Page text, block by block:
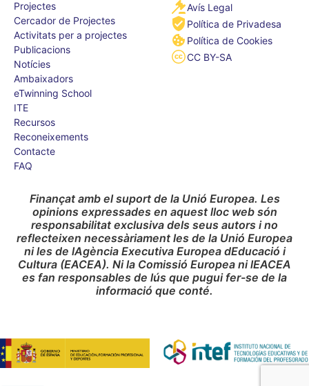
Projectes
Cercador de Projectes
Activitats per a projectes
Publicacions
Notícies
Ambaixadors
eTwinning School
ITE
Recursos
Reconeixements
Contacte
FAQ
Avís Legal
Política de Privadesa
Política de Cookies
CC BY-SA
Finançat amb el suport de la Unió Europea. Les
opinions expressades en aquest lloc web són
responsabilitat exclusiva dels seus autors i no
reflecteixen necessàriament les de la Unió Europea
ni les de lAgència Executiva Europea dEducació i
Cultura (EACEA). Ni la Comissió Europea ni lEACEA
es fan responsables de lús que pugui fer-se de la
informació que conté.